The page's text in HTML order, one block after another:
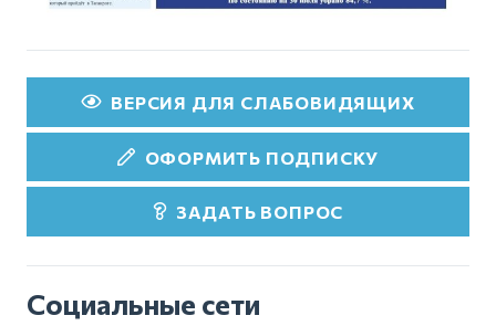
ВЕРСИЯ ДЛЯ СЛАБОВИДЯЩИХ
ОФОРМИТЬ ПОДПИСКУ
ЗАДАТЬ ВОПРОС
Социальные сети